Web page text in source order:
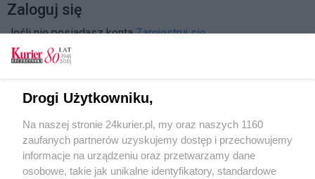
Zaloguj się
Jeśli nie posiadasz kontaZarejestruj się
Drogi Użytkowniku,
Na naszej stronie 24kurier.pl, my oraz naszych 1160
zaufanych partnerów uzyskujemy dostęp i przechowujemy
informacje na urządzeniu oraz przetwarzamy dane
osobowe, takie jak unikalne identyfikatory, standardowe